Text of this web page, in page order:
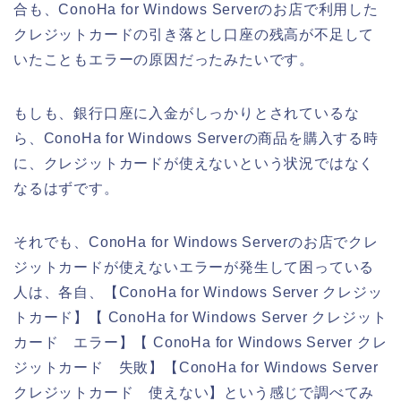
合も、ConoHa for Windows Serverのお店で利用した
クレジットカードの引き落とし口座の残高が不足して
いたこともエラーの原因だったみたいです。
もしも、銀行口座に入金がしっかりとされているな
ら、ConoHa for Windows Serverの商品を購入する時
に、クレジットカードが使えないという状況ではなく
なるはずです。
それでも、ConoHa for Windows Serverのお店でクレ
ジットカードが使えないエラーが発生して困っている
人は、各自、【ConoHa for Windows Server クレジッ
トカード】【 ConoHa for Windows Server クレジット
カード エラー】【 ConoHa for Windows Server クレ
ジットカード 失敗】【ConoHa for Windows Server
クレジットカード 使えない】という感じで調べてみ